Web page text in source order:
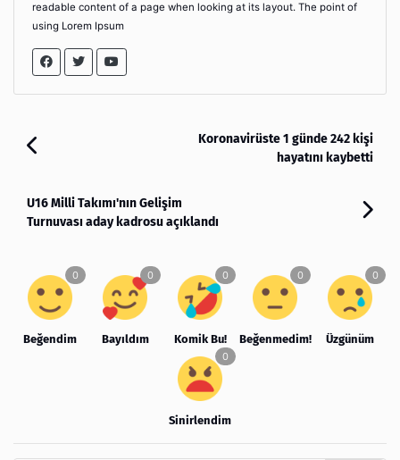
readable content of a page when looking at its layout. The point of
using Lorem Ipsum
Koronavirüste 1 günde 242 kişi
hayatını kaybetti
U16 Milli Takımı'nın Gelişim
Turnuvası aday kadrosu açıklandı
Beğendim Bayıldım Komik Bu! Beğenmedim! Üzgünüm
Sinirlendim